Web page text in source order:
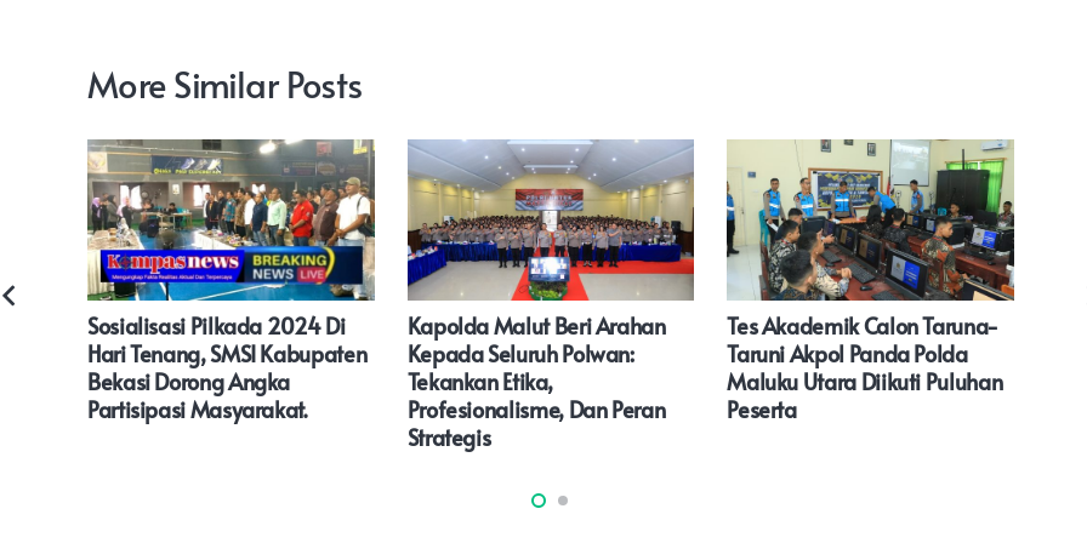
More Similar Posts
Sosialisasi Pilkada 2024 Di
Hari Tenang, SMSI Kabupaten
Bekasi Dorong Angka
Partisipasi Masyarakat.
Kapolda Malut Beri Arahan
Kepada Seluruh Polwan:
Tekankan Etika,
Profesionalisme, Dan Peran
Strategis
Tes Akademik Calon Taruna-
Taruni Akpol Panda Polda
Maluku Utara Diikuti Puluhan
Peserta